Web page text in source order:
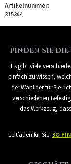
Artikelnummer:
315304
FINDEN SIE DIE
Es gibt viele
einfach zu wissen,
der Wahl der für Sie
verschiedenen
das Werkzeug,
Leitfaden für Sie: SO